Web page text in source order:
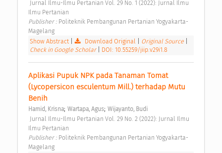
Ilmu Pertanian
Publisher : Politeknik Pembangunan Pertanian Yogyakarta-
Magelang
Show Abstract| Download Original Original Source
Check in Google Scholar
DOI: 10.55259/jiip.v29i1.8
Aplikasi Pupuk NPK pada Tanaman Tomat
(Lycopersicon esculentum Mill.) terhadap Mutu
Benih
Hamid, Krisna; Wartapa, Agus; Wijayanto, Budi
Ilmu Pertanian
Publisher : Politeknik Pembangunan Pertanian Yogyakarta-
Magelang